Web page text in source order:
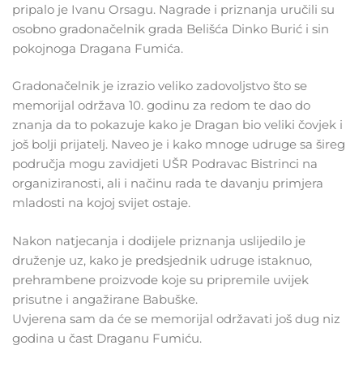
pripalo je Ivanu Orsagu. Nagrade i priznanja uručili su
osobno gradonačelnik grada Belišća Dinko Burić i sin
pokojnoga Dragana Fumića.
Gradonačelnik je izrazio veliko zadovoljstvo što se
memorijal održava 10. godinu za redom te dao do
znanja da to pokazuje kako je Dragan bio veliki čovjek i
još bolji prijatelj. Naveo je i kako mnoge udruge sa šireg
područja mogu zavidjeti UŠR Podravac Bistrinci na
organiziranosti, ali i načinu rada te davanju primjera
mladosti na kojoj svijet ostaje.
Nakon natjecanja i dodijele priznanja uslijedilo je
druženje uz, kako je predsjednik udruge istaknuo,
prehrambene proizvode koje su pripremile uvijek
prisutne i angažirane Babuške.
Uvjerena sam da će se memorijal održavati još dug niz
godina u čast Draganu Fumiću.